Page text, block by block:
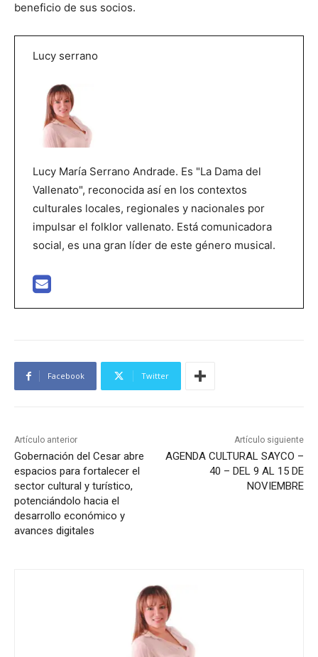
beneficio de sus socios.
Lucy serrano
Lucy María Serrano Andrade. Es "La Dama del
Vallenato", reconocida así en los contextos
culturales locales, regionales y nacionales por
impulsar el folklor vallenato. Está comunicadora
social, es una gran líder de este género musical.
Facebook Twitter
Artículo anterior
Gobernación del Cesar abre
espacios para fortalecer el
sector cultural y turístico,
potenciándolo hacia el
desarrollo económico y
avances digitales
Artículo siguiente
AGENDA CULTURAL SAYCO –
40 – DEL 9 AL 15 DE
NOVIEMBRE